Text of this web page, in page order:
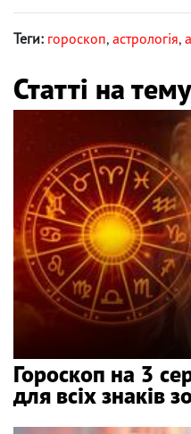
Теги: гороскоп, астрологія,
Статті на тему
Гороскоп на 3
для всіх знаків